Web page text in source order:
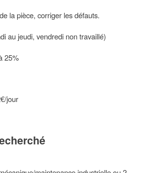
la pièce, corriger les défauts.
au jeudi, vendredi non travaillé)
25%
jour